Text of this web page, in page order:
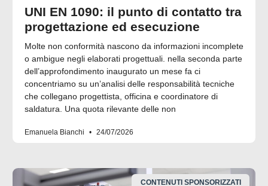
UNI EN 1090: il punto di contatto tra
progettazione ed esecuzione
Molte non conformità nascono da informazioni incomplete
o ambigue negli elaborati progettuali. nella seconda parte
dell’approfondimento inaugurato un mese fa ci
concentriamo su un’analisi delle responsabilità tecniche
che collegano progettista, officina e coordinatore di
saldatura. Una quota rilevante delle non
Emanuela Bianchi 24/07/2026
CONTENUTI SPONSORIZZATI